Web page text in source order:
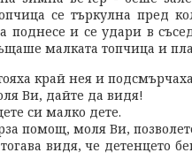
се търкулна пред
поднесе и се удари в
малката топчица и
край нея и
Ви, дайте да видя!
си малко дете.
помощ, моля Ви,
видя, че детенцето